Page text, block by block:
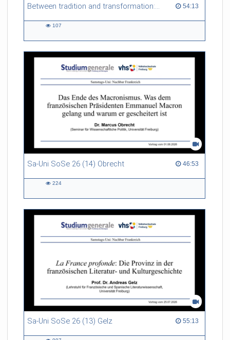
Between tradition and transformation: how owners, advisers and institutions co-create knowledge for resilient forests in Europe 54:13
54:13 duration
107
Sa-Uni SoSe 26 (14) Obrecht 46:53
46:53 duration
224
Sa-Uni SoSe 26 (13) Gelz 55:13
55:13 duration